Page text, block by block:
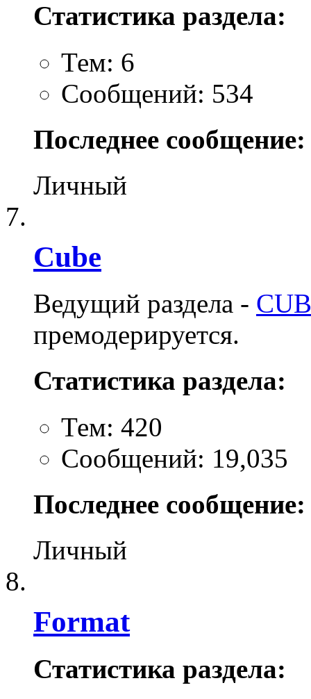
Статистика раздела:
Тем: 6
Сообщений: 534
Последнее сообщение:
Личный
Cube
Ведущий раздела -
премодерируется.
Статистика раздела:
Тем: 420
Сообщений: 19,035
Последнее сообщение:
Личный
Format
Статистика раздела: